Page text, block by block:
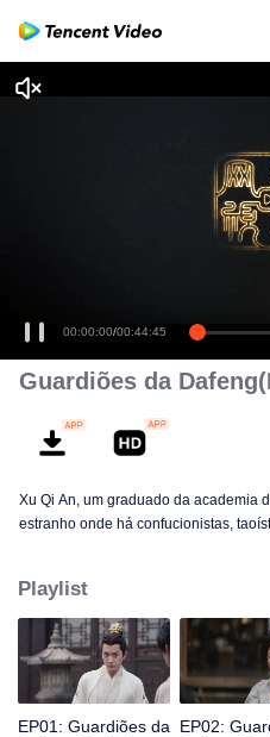
00:00:00/00:44:45
Guardiões da
Xu Qi An, um graduado da academia
estranho onde há confucionistas,
organização de guardiões para mudar
Guardião.
Playlist
EP01: Guardiões da
EP02: